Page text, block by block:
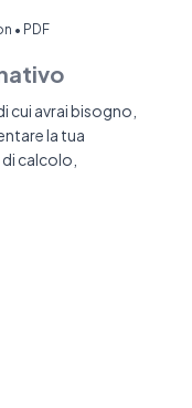
• PDF
cui avrai bisogno,
la tua
calcolo,